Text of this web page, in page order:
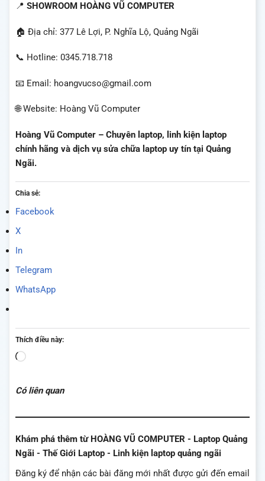
📍 SHOWROOM HOÀNG VŨ COMPUTER
🏠 Địa chỉ: 377 Lê Lợi, P. Nghĩa Lộ, Quảng Ngãi
📞 Hotline: 0345.718.718
📧 Email: hoangvucso@gmail.com
🌐 Website: Hoàng Vũ Computer
Hoàng Vũ Computer – Chuyên laptop, linh kiện laptop
chính hãng và dịch vụ sửa chữa laptop uy tín tại Quảng
Ngãi.
Chia sẻ:
Facebook
X
In
Telegram
WhatsApp
Thích điều này:
Đang
Có liên quan
Khám phá thêm từ HOÀNG VŨ COMPUTER - Laptop Quảng
Ngãi - Thế Giới Laptop - Linh kiện laptop quảng ngãi
Đăng ký để nhận các bài đăng mới nhất được gửi đến email